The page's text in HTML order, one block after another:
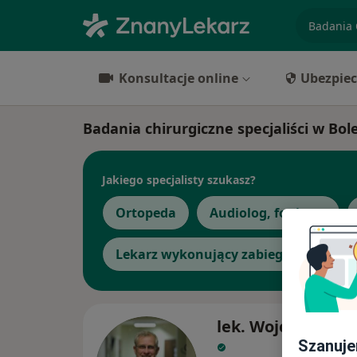
Konsultacje online
Badania chirurgiczne specjaliści w
Jakiego specjalisty szukasz?
Ortopeda Audiolog, foniatra
Lekarz wykonujący zabiegi medycyny
lek. Wojciech